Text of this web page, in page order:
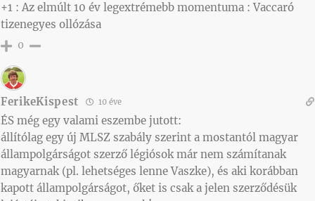
+1 : Az elmúlt 10 év legextrémebb momentuma : Vaccaró
tizenegyes ollózása
0
FerikeKispest 10 éve
ÉS még egy valami eszembe jutott:
állítólag egy új MLSZ szabály szerint a mostantól magyar
állampolgárságot szerző légiósok már nem számítanak
magyarnak (pl. lehetséges lenne Vaszke), és aki korábban
kapott állampolgárságot, őket is csak a jelen szerződésük